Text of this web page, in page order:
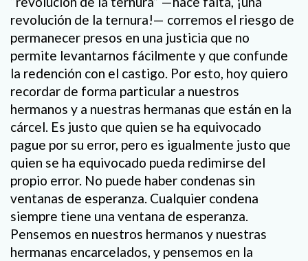
revolución de la ternura!— corremos el riesgo de
permanecer presos en una justicia que no
permite levantarnos fácilmente y que confunde
la redención con el castigo. Por esto, hoy quiero
recordar de forma particular a nuestros
hermanos y a nuestras hermanas que están en la
cárcel. Es justo que quien se ha equivocado
pague por su error, pero es igualmente justo que
quien se ha equivocado pueda redimirse del
propio error. No puede haber condenas sin
ventanas de esperanza. Cualquier condena
siempre tiene una ventana de esperanza.
Pensemos en nuestros hermanos y nuestras
hermanas encarcelados, y pensemos en la